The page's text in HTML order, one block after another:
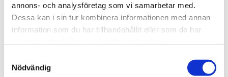
annons- och analysföretag som vi samarbetar med.
Dessa kan i sin tur kombinera informationen med annan
information som du har tillhandahållit eller som de har
Nödvändig
Scania bärgning
Volvo action